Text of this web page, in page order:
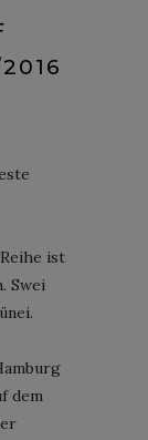
ist
Swei
dem